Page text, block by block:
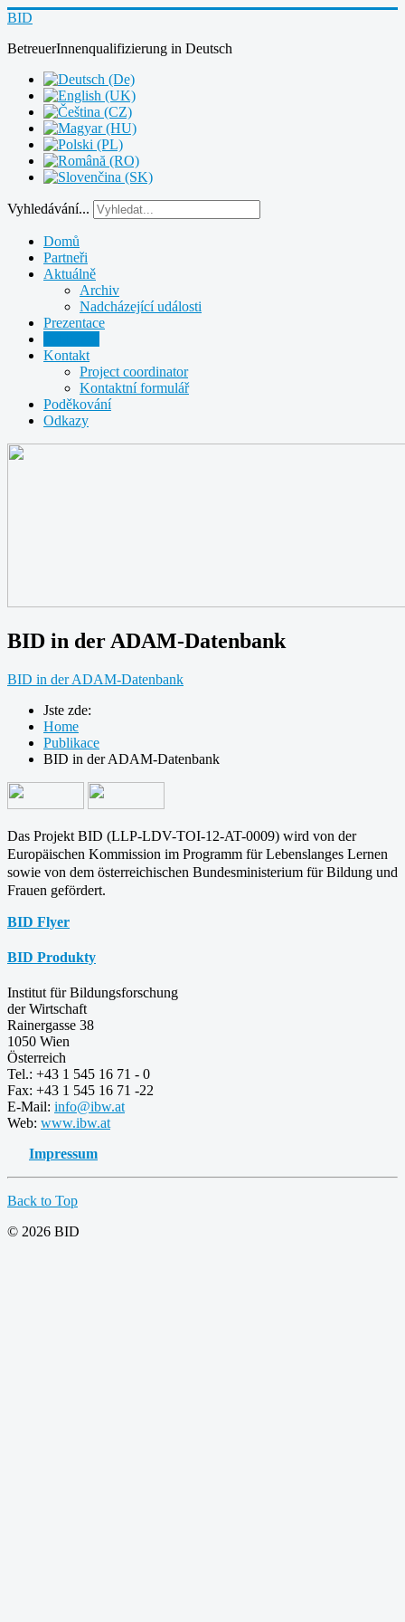
BID
BetreuerInnenqualifizierung in Deutsch
Vyhledávání...
Domů
Partneři
Aktuálně
Archiv
Nadcházející události
Prezentace
Kontakt
Project coordinator
Kontaktní formulář
Poděkování
Odkazy
BID in der ADAM-Datenbank
BID in der ADAM-Datenbank
Jste zde:
Home
Publikace
BID in der ADAM-Datenbank
Das Projekt BID (LLP-LDV-TOI-12-AT-0009) wird von der
Europäischen Kommission im Programm fürLebenslanges Lernen
sowie von dem österreichischen Bundesministerium für Bildung und
Frauen gefördert.
BID Flyer
BID Produkty
Institut für Bildungsforschung
der Wirtschaft
Rainergasse 38
1050 Wien
Österreich
Tel.: +43 1 545 16 71 - 0
Fax: +43 1 545 16 71 -22
E-Mail: info@ibw.at
Web: www.ibw.at
Impressum
Back to Top
© 2026 BID